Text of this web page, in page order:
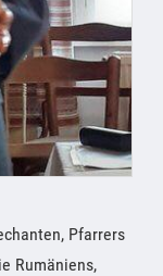
Pfarrers
Rumäniens,